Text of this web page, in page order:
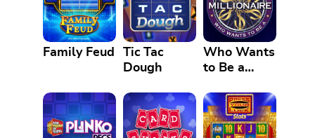
Family Feud
Tic Tac
Dough
Who Wants
to Be a